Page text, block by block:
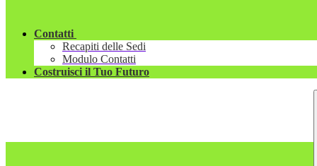
Contatti
Recapiti delle Sedi
Modulo Contatti
Costruisci il Tuo Futuro